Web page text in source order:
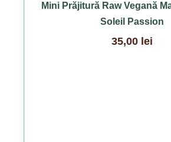
Mini Prăjitură Raw Vegană
Soleil Passion
35,00 lei
mai
multe
variații.